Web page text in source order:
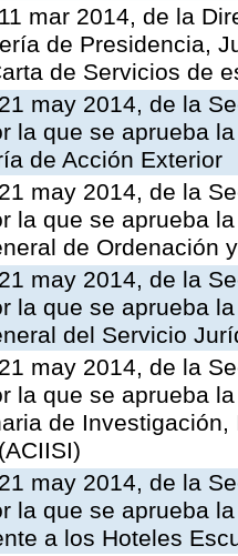
mar 2014, de la
de Presidencia,
de Servicios de
may 2014, de la
la que se aprueba
de Acción Exterior
may 2014, de la
la que se aprueba
de Ordenación
may 2014, de la
la que se aprueba
del Servicio
may 2014, de la
la que se aprueba
de
may 2014, de la
la que se aprueba
a los Hoteles